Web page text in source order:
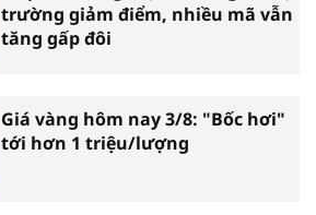
trường giảm điểm, nhiều mã vẫn
tăng gấp đôi
Giá vàng hôm nay 3/8: "Bốc hơi"
tới hơn 1 triệu/lượng